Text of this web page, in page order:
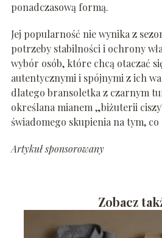
ponadczasową formą.
Jej popularność nie wynika z
potrzeby stabilności i ochrony
wybór osób, które chcą otaczać
autentycznymi i spójnymi z ich
dlatego bransoletka z czarnym
określana mianem „biżuterii
świadomego skupienia na tym, co
Artykuł sponsorowany
Zobacz